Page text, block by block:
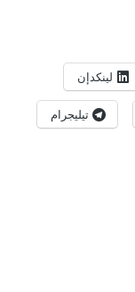
لينكدإن
تيليجرام